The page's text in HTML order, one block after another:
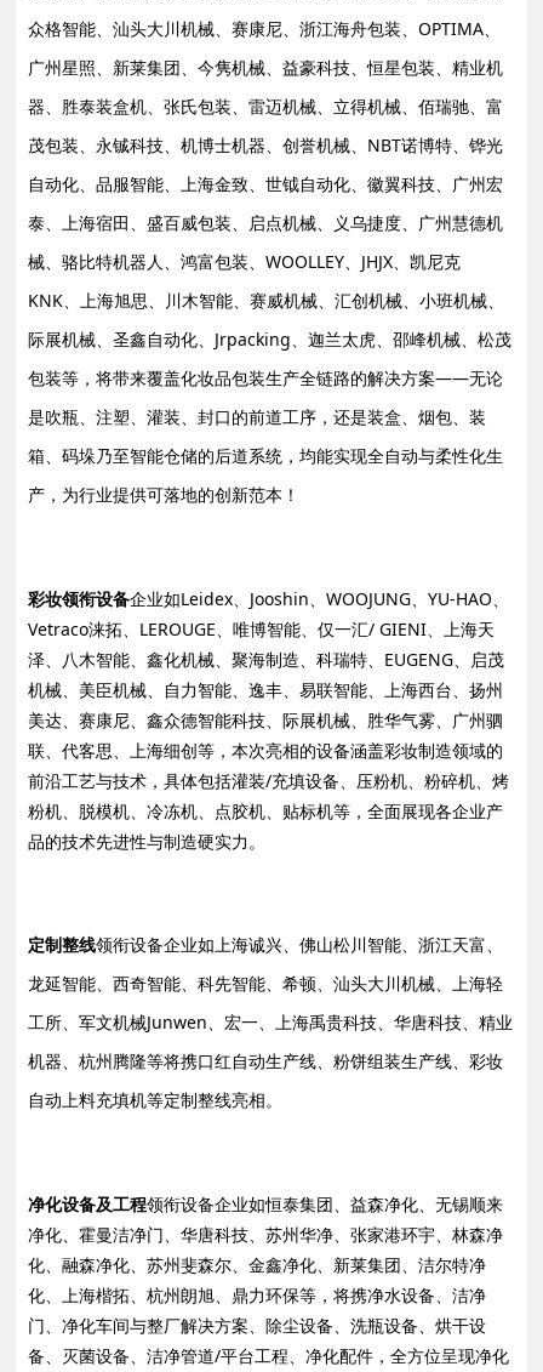
众格智能、汕头大川机械、赛康尼、浙江海舟包装、OPTIMA、
广州星照、新莱集团、今隽机械、益豪科技、恒星包装、精业机
器、胜泰装盒机、张氏包装、雷迈机械、立得机械、佰瑞驰、富
茂包装、永铖科技、机博士机器、创誉机械、NBT诺博特、铧光
自动化、品服智能、上海金致、世钺自动化、徽翼科技、广州宏
泰、上海宿田、盛百威包装、启点机械、义乌捷度、广州慧德机
械、骆比特机器人、鸿富包装、WOOLLEY、JHJX、凯尼克
KNK、上海旭思、川木智能、赛威机械、汇创机械、小班机械、
际展机械、圣鑫自动化、Jrpacking、迦兰太虎、邵峰机械、松茂
包装等，将带来覆盖化妆品包装生产全链路的解决方案——无论
是吹瓶、注塑、灌装、封口的前道工序，还是装盒、烟包、装
箱、码垛乃至智能仓储的后道系统，均能实现全自动与柔性化生
产，为行业提供可落地的创新范本！
彩妆领衔设备企业如Leidex、Jooshin、WOOJUNG、YU-HAO、
Vetraco涞拓、LEROUGE、唯博智能、仅一汇/ GIENI、上海天
泽、八木智能、鑫化机械、聚海制造、科瑞特、EUGENG、启茂
机械、美臣机械、自力智能、逸丰、易联智能、上海西台、扬州
美达、赛康尼、鑫众德智能科技、际展机械、胜华气雾、广州驷
联、代客思、上海细创等，本次亮相的设备涵盖彩妆制造领域的
前沿工艺与技术，具体包括灌装/充填设备、压粉机、粉碎机、烤
粉机、脱模机、冷冻机、点胶机、贴标机等，全面展现各企业产
品的技术先进性与制造硬实力。
定制整线领衔设备企业如上海诚兴、佛山松川智能、浙江天富、
龙延智能、西奇智能、科先智能、希顿、汕头大川机械、上海轻
工所、军文机械Junwen、宏一、上海禹贵科技、华唐科技、精业
机器、杭州腾隆等将携口红自动生产线、粉饼组装生产线、彩妆
自动上料充填机等定制整线亮相。
净化设备及工程领衔设备企业如恒泰集团、益森净化、无锡顺来
净化、霍曼洁净门、华唐科技、苏州华净、张家港环宇、林森净
化、融森净化、苏州斐森尔、金鑫净化、新莱集团、洁尔特净
化、上海楷拓、杭州朗旭、鼎力环保等，将携净水设备、洁净
门、净化车间与整厂解决方案、除尘设备、洗瓶设备、烘干设
备、灭菌设备、洁净管道/平台工程、净化配件，全方位呈现净化